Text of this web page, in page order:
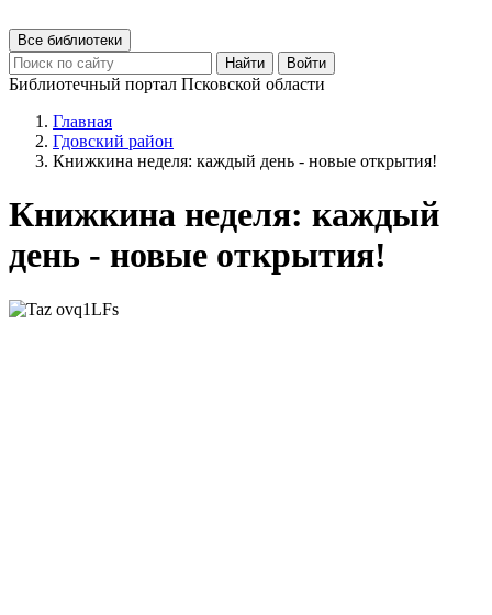
Все библиотеки
Найти
Войти
Библиотечный портал Псковской области
Главная
Гдовский район
Книжкина неделя: каждый день - новые открытия!
Книжкина неделя: каждый
день - новые открытия!